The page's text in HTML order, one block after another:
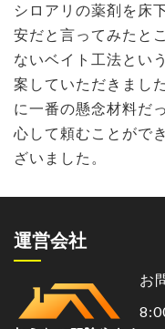
シロアリの薬剤を床
安だと言ってみたと
ないベイト工法とい
案していただきまし
に一番の懸念材料だ
心して頼むことがで
ざいました。
運営会社
お